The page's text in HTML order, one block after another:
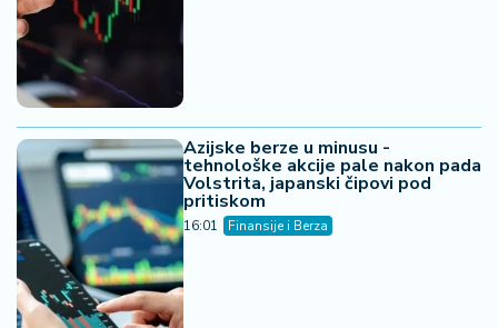
Azijske berze u minusu -
tehnološke akcije pale nakon pada
Volstrita, japanski čipovi pod
pritiskom
16:01 Finansije i Berza